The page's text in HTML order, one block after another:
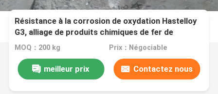
Résistance à la corrosion de oxydation Hastelloy
G3, alliage de produits chimiques de fer de
chrome de nickel de feuille de bobine
MOQ：200 kg Prix：Négociable
meilleur prix Contactez nous